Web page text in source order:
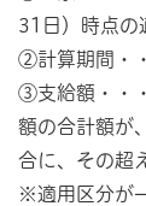
31日）時点の
②計算期間・
③支給額・・
額の合計額が
合に、その超
※適用区分が